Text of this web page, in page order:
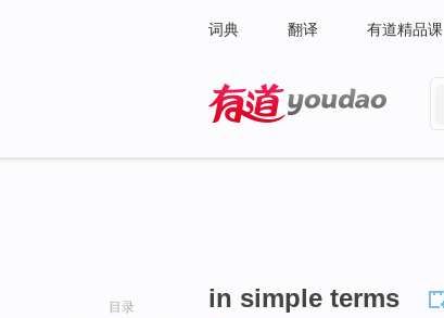
词典 翻译 有道精品课
目录 in simple terms